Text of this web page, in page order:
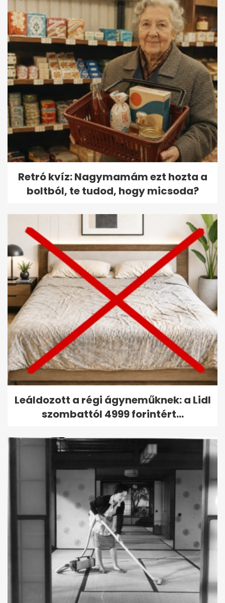
Retró kvíz: Nagymamám ezt hozta a
boltból, te tudod, hogy micsoda?
Leáldozott a régi ágyneműknek: a Lidl
szombattól 4999 forintért...